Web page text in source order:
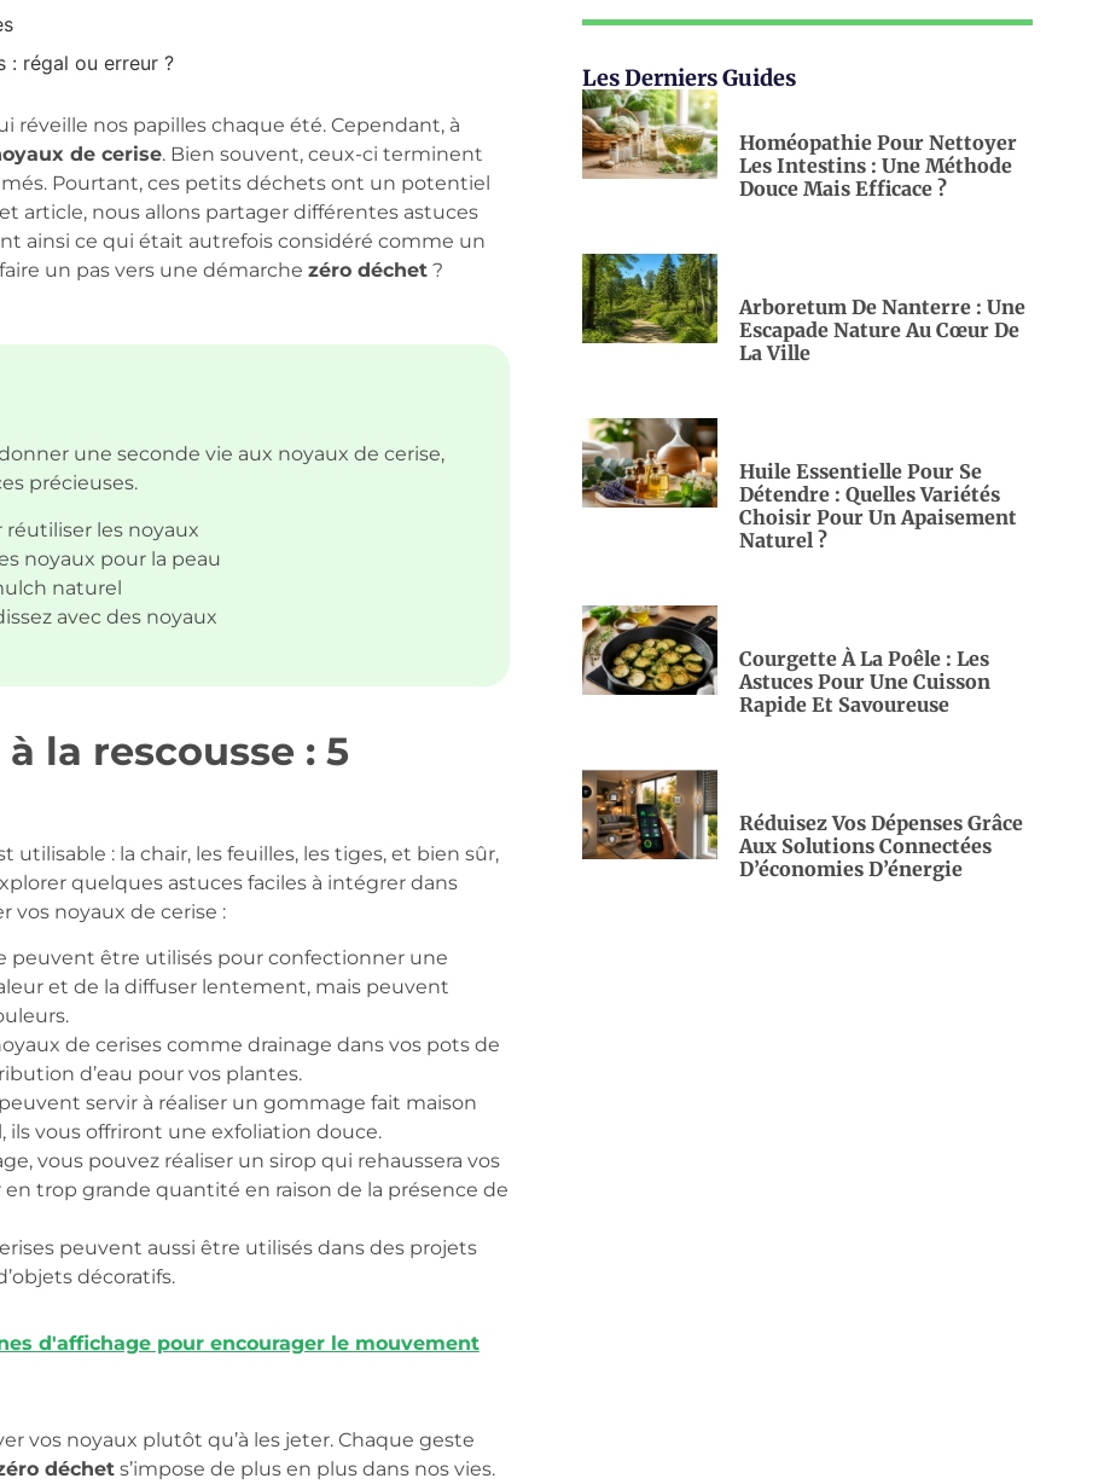
: régal ou erreur ?
réveille nos papilles chaque été. Cependant, à
de cerise. Bien souvent, ceux-ci terminent
Pourtant, ces petits déchets ont un potentiel
article, nous allons partager différentes astuces
ainsi ce qui était autrefois considéré comme un
un pas vers une démarche zéro déchet?
une seconde vie aux noyaux de cerise,
précieuses.
les noyaux
noyaux pour la peau
naturel
avec des noyaux
la rescousse : 5
utilisable : la chair, les feuilles, les tiges, et bien sûr,
quelques astuces faciles à intégrer dans
vos noyaux de cerise :
peuvent être utilisés pour confectionner une
et de la diffuser lentement, mais peuvent
de cerises comme drainage dans vos pots de
d’eau pour vos plantes.
servir à réaliser un gommage fait maison
ils vous offriront une exfoliation douce.
vous pouvez réaliser un sirop qui rehaussera vos
trop grande quantité en raison de la présence de
peuvent aussi être utilisés dans des projets
décoratifs.
d'affichage pour encourager le mouvement
vos noyaux plutôt qu’à les jeter. Chaque geste
déchets’impose de plus en plus dans nos vies.
Les Derniers Guides
Homéopathie Pour Nettoyer
Les Intestins : Une Méthode
Douce Mais Efficace ?
Arboretum De Nanterre : Une
Escapade Nature Au Cœur De
La Ville
Huile Essentielle Pour Se
Détendre : Quelles Variétés
Choisir Pour Un Apaisement
Naturel ?
Courgette À La Poêle : Les
Astuces Pour Une Cuisson
Rapide Et Savoureuse
Réduisez Vos Dépenses Grâce
Aux Solutions Connectées
D’économies D’énergie